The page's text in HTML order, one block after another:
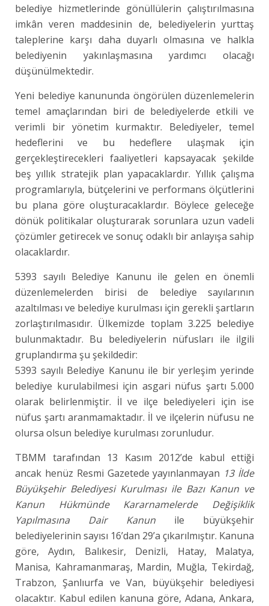
belediye hizmetlerinde gönüllülerin çalıştırılmasına
imkân veren maddesinin de, belediyelerin yurttaş
taleplerine karşı daha duyarlı olmasına ve halkla
belediyenin yakınlaşmasına yardımcı olacağı
düşünülmektedir.
Yeni belediye kanununda öngörülen düzenlemelerin
temel amaçlarından biri de belediyelerde etkili ve
verimli bir yönetim kurmaktır. Belediyeler, temel
hedeflerini ve bu hedeflere ulaşmak için
gerçekleştirecekleri faaliyetleri kapsayacak şekilde
beş yıllık stratejik plan yapacaklardır. Yıllık çalışma
programlarıyla, bütçelerini ve performans ölçütlerini
bu plana göre oluşturacaklardır. Böylece geleceğe
dönük politikalar oluşturarak sorunlara uzun vadeli
çözümler getirecek ve sonuç odaklı bir anlayışa sahip
olacaklardır.
5393 sayılı Belediye Kanunu ile gelen en önemli
düzenlemelerden birisi de belediye sayılarının
azaltılması ve belediye kurulması için gerekli şartların
zorlaştırılmasıdır. Ülkemizde toplam 3.225 belediye
bulunmaktadır. Bu belediyelerin nüfusları ile ilgili
gruplandırma şu şekildedir:
5393 sayılı Belediye Kanunu ile bir yerleşim yerinde
belediye kurulabilmesi için asgari nüfus şartı 5.000
olarak belirlenmiştir. İl ve ilçe belediyeleri için ise
nüfus şartı aranmamaktadır. İl ve ilçelerin nüfusu ne
olursa olsun belediye kurulması zorunludur.
TBMM tarafından 13 Kasım 2012’de kabul ettiği
ancak henüz Resmi Gazetede yayınlanmayan 13 İlde
Büyükşehir Belediyesi Kurulması ile Bazı Kanun ve
Kanun Hükmünde Kararnamelerde Değişiklik
Yapılmasına Dair Kanun ile büyükşehir
belediyelerinin sayısı 16’dan 29’a çıkarılmıştır. Kanuna
göre, Aydın, Balıkesir, Denizli, Hatay, Malatya,
Manisa, Kahramanmaraş, Mardin, Muğla, Tekirdağ,
Trabzon, Şanlıurfa ve Van, büyükşehir belediyesi
olacaktır. Kabul edilen kanuna göre, Adana, Ankara,